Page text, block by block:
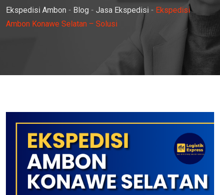
Ekspedisi Ambon - Blog - Jasa Ekspedisi - Ekspedisi
Ambon Konawe Selatan – Solusi